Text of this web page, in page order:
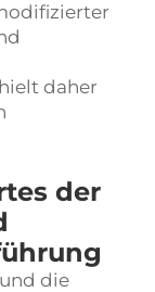
daher
der
die